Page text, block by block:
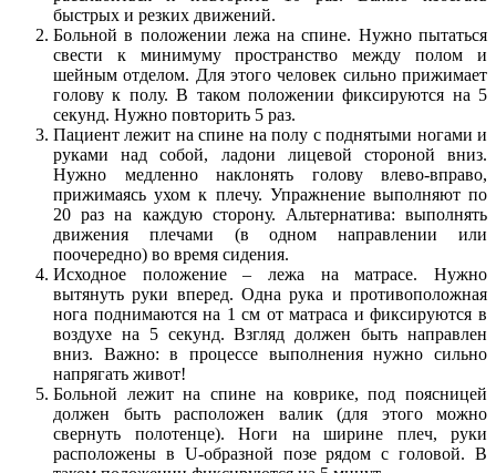
быстрых и резких движений.
Больной в положении лежа на спине. Нужно пытаться
свести к минимуму пространство между полом и
шейным отделом. Для этого человек сильно прижимает
голову к полу. В таком положении фиксируются на 5
секунд. Нужно повторить 5 раз.
Пациент лежит на спине на полу с поднятыми ногами и
руками над собой, ладони лицевой стороной вниз.
Нужно медленно наклонять голову влево-вправо,
прижимаясь ухом к плечу. Упражнение выполняют по
20 раз на каждую сторону. Альтернатива: выполнять
движения плечами (в одном направлении или
поочередно) во время сидения.
Исходное положение – лежа на матрасе. Нужно
вытянуть руки вперед. Одна рука и противоположная
нога поднимаются на 1 см от матраса и фиксируются в
воздухе на 5 секунд. Взгляд должен быть направлен
вниз. Важно: в процессе выполнения нужно сильно
напрягать живот!
Больной лежит на спине на коврике, под поясницей
должен быть расположен валик (для этого можно
свернуть полотенце). Ноги на ширине плеч, руки
расположены в U-образной позе рядом с головой. В